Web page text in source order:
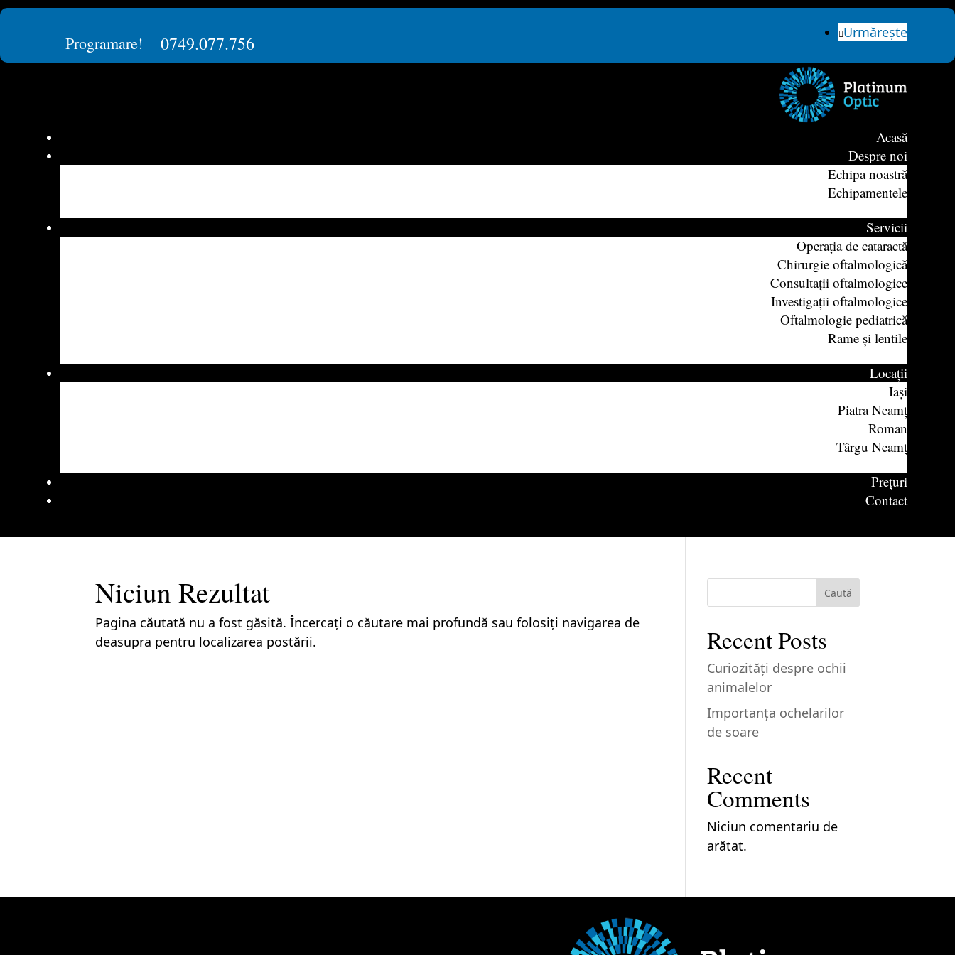
Programare! 0749.077.756 Urmărește
Acasă
Despre noi
Echipa noastră
Echipamentele
Servicii
Operația de cataractă
Chirurgie oftalmologică
Consultații oftalmologice
Investigații oftalmologice
Oftalmologie pediatrică
Rame și lentile
Locații
Iași
Piatra Neamț
Roman
Târgu Neamț
Prețuri
Contact
Niciun Rezultat
Pagina căutată nu a fost găsită. Încercați o căutare mai profundă sau folosiți navigarea de
deasupra pentru localizarea postării.
Caută
Recent Posts
Curiozităţi despre ochii
animalelor
Importanţa ochelarilor
de soare
Recent
Comments
Niciun comentariu de
arătat.